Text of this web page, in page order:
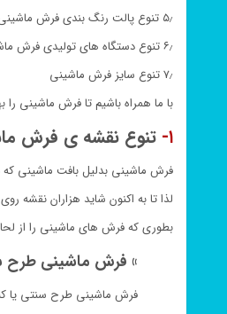
۵٫ تنوع پالت رنگ بندی فرش ماشینی
۶٫ تنوع دستگاه های تولیدی فرش ماشینی
۷٫ تنوع سایز فرش ماشینی
با ما همراه باشیم تا فرش ماشینی را
۱- تنوع نقشه ی فرش
فرش ماشینی بدلیل بافت ماشینی
لذا تا به اکنون شاید هزاران نقشه
بطوری که فرش های ماشینی را از
» فرش ماشینی طرح
فرش ماشینی طرح سنتی یا